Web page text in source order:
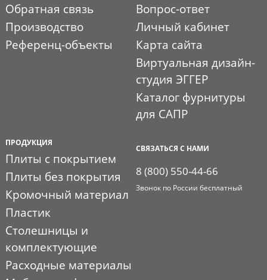
Обратная связь
Производство
Референц-объекты
Вопрос-ответ
Личный кабинет
Карта сайта
Виртуальная дизайн-
студия ЭГГЕР
Каталог фурнитуры
для САПР
ПРОДУКЦИЯ
Плиты с покрытием
Плиты без покрытия
Кромочный материал
Пластик
Столешницы и
комплектующие
Расходные материалы
СВЯЗАТЬСЯ С НАМИ
8 (800) 550-44-66
Звонок по России бесплатный